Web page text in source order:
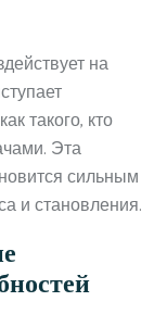
на
такого, кто
Эта
сильным
и становления.